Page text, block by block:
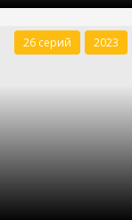
26 серий 2023